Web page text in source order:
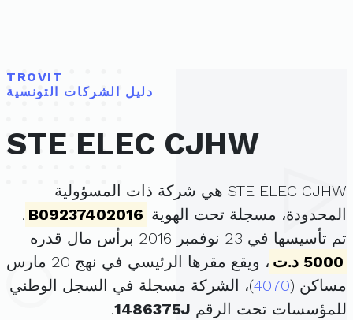
TROVIT
دليل الشركات التونسية
STE ELEC CJHW
STE ELEC CJHW هي شركة ذات المسؤولية
المحدودة، مسجلة تحت الهوية B09237402016
.
تم تأسيسها في 23 نوفمبر 2016 برأس مال قدره
5000 د.ت
، ويقع مقرها الرئيسي في نهج 20 مارس
مساكن (4070)، الشركة مسجلة في السجل الوطني
للمؤسسات تحت الرقم 1486375J
.